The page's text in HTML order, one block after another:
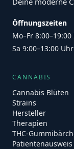
Öffnungszeiten
Mo–Fr
Sa 9:00–13:00 Uhr
CANNABIS
Cannabis Blüten
Strains
Hersteller
Therapien
THC-
Patientenausweis